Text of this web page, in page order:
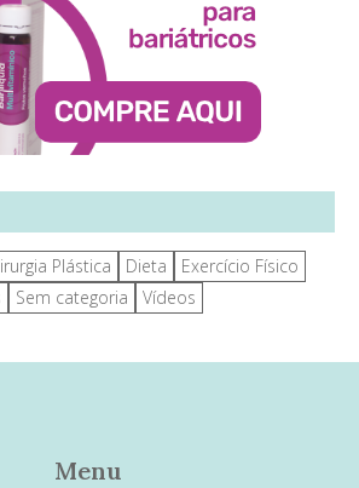
Plástica Dieta
Exercício Físico
Sem categoria Vídeos
Menu